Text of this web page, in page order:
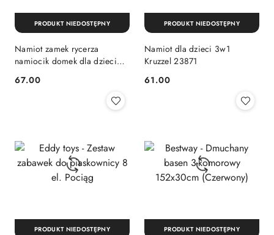
Namiot zamek rycerza
namiocik domek dla dzieci
Cena:
67.00
PRODUKT NIEDOSTĘPNY
Namiot dla dzieci 3w1
Kruzzel 23871
Cena:
61.00
PRODUKT NIEDOSTĘPNY
PRODUKT NIEDOSTĘPNY PRODUKT NIEDOSTĘPNY